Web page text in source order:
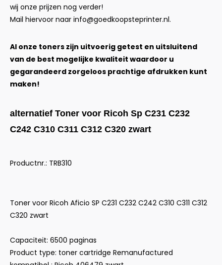
wij onze prijzen nog verder!
Mail hiervoor naar info@goedkoopsteprinter.nl.
Al onze toners zijn uitvoerig getest en uitsluitend
van de best mogelijke kwaliteit waardoor u
gegarandeerd zorgeloos prachtige afdrukken kunt
maken!
alternatief Toner voor Ricoh Sp C231 C232
C242 C310 C311 C312 C320 zwart
Productnr.: TRB310
Toner voor Ricoh Aficio SP C231 C232 C242 C310 C311 C312
C320 zwart
Capaciteit: 6500 paginas
Product type: toner cartridge Remanufactured